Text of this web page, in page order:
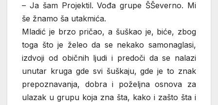
– Ja šam Projektil. Vođa grupe ŠŠeverno. Mi
še žnamo ša utakmića.
Mladić je brzo pričao, a šuškao je, biće, zbog
toga što je želeo da se nekako samonaglasi,
izdvoji od običnih ljudi i predoči da se nalazi
unutar kruga gde svi šuškaju, gde je to znak
prepoznavanja, dobra i poželjna osnova za
ulazak u grupu koja zna šta, kako i zašto šta i